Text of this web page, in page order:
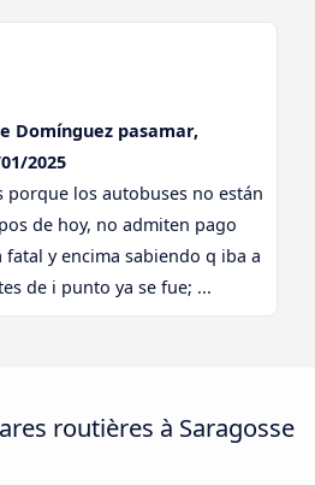
Domínguez pasamar,
2025
porque los autobuses no están
de hoy, no admiten pago
fatal y encima sabiendo q iba a
de i punto ya se fue; ...
routières à Saragosse